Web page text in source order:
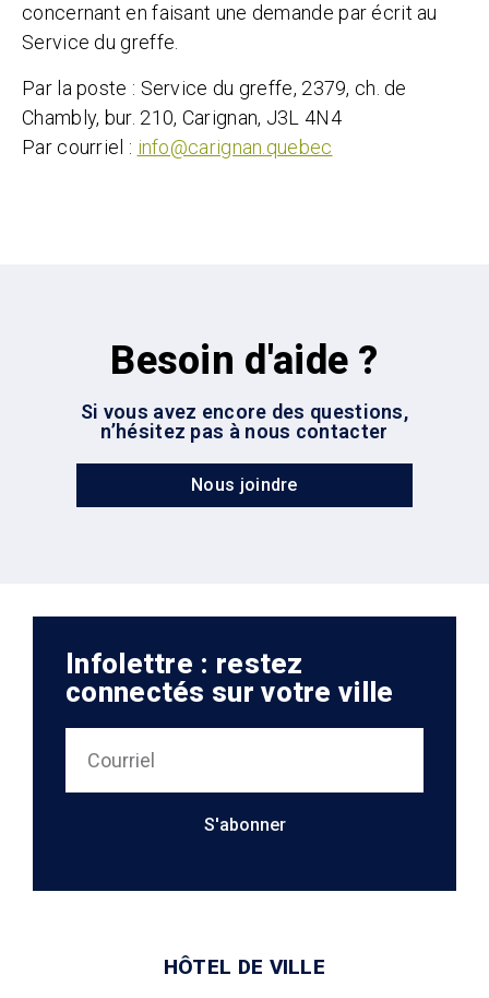
concernant en faisant une demande par écrit au
Service du greffe.
Par la poste : Service du greffe, 2379, ch. de
Chambly, bur. 210, Carignan, J3L 4N4
Par courriel : info@carignan.quebec
Besoin d'aide ?
Si vous avez encore des questions,
n’hésitez pas à nous contacter
Nous joindre
Infolettre : restez
connectés sur votre ville
S'abonner
HÔTEL DE VILLE